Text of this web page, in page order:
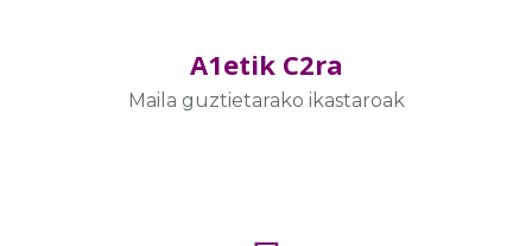
A1etik C2ra
Maila guztietarako ikastaroak